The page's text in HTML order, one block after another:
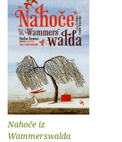
Nahoče iz
Wammerswalda